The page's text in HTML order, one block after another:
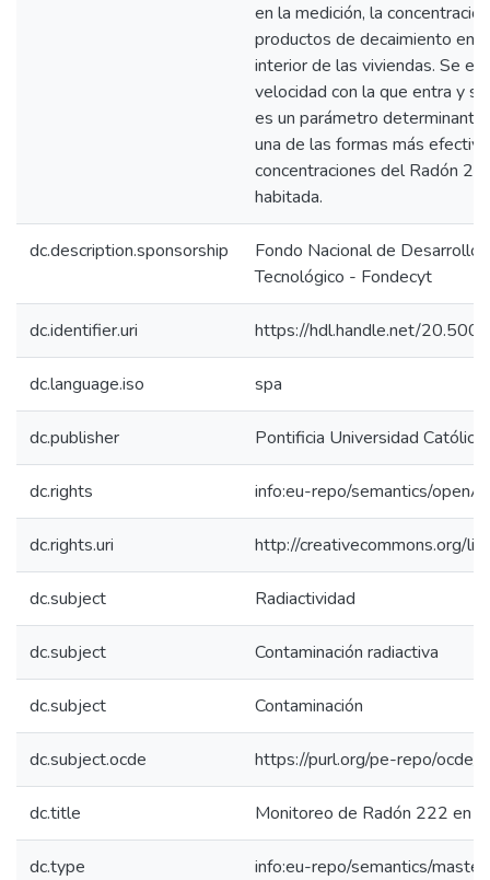
en la medición, la
productos de decaimiento en
interior de las viviendas. Se
velocidad con la que entra y
es un parámetro
una de las formas más
concentraciones del Radón
habitada.
dc.description.sponsorship
Fondo Nacional de Desarrollo
Tecnológico - Fondecyt
dc.identifier.uri https://hdl.handle.net/
dc.language.iso spa
dc.publisher Pontificia Universidad Católica
dc.rights info:eu-repo/semantics/
dc.rights.uri http://creativecommons.org/
dc.subject Radiactividad
dc.subject Contaminación radiactiva
dc.subject Contaminación
dc.subject.ocde https://purl.org/pe-repo/ocde/
dc.title Monitoreo de Radón 222 en
dc.type info:eu-repo/semantics/